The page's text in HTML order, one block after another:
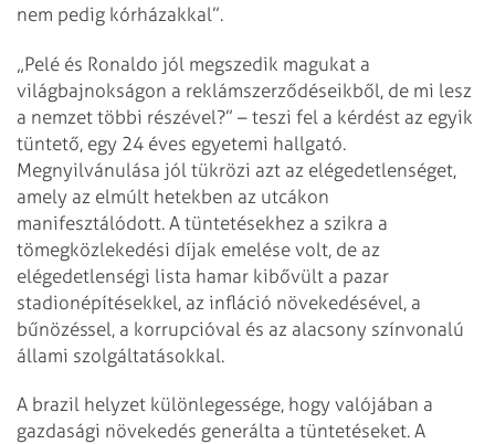
nem pedig kórházakkal”.
„Pelé és Ronaldo jól megszedik magukat a
világbajnokságon a reklámszerződéseikből, de mi lesz
a nemzet többi részével?” – teszi fel a kérdést az egyik
tüntető, egy 24 éves egyetemi hallgató.
Megnyilvánulása jól tükrözi azt az elégedetlenséget,
amely az elmúlt hetekben az utcákon
manifesztálódott. A tüntetésekhez a szikra a
tömegközlekedési díjak emelése volt, de az
elégedetlenségi lista hamar kibővült a pazar
stadionépítésekkel, az infláció növekedésével, a
bűnözéssel, a korrupcióval és az alacsony színvonalú
állami szolgáltatásokkal.
A brazil helyzet különlegessége, hogy valójában a
gazdasági növekedés generálta a tüntetéseket. A